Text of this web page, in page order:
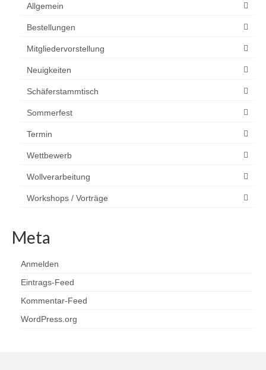
Allgemein
Bestellungen
Mitgliedervorstellung
Neuigkeiten
Schäferstammtisch
Sommerfest
Termin
Wettbewerb
Wollverarbeitung
Workshops / Vorträge
Meta
Anmelden
Eintrags-Feed
Kommentar-Feed
WordPress.org